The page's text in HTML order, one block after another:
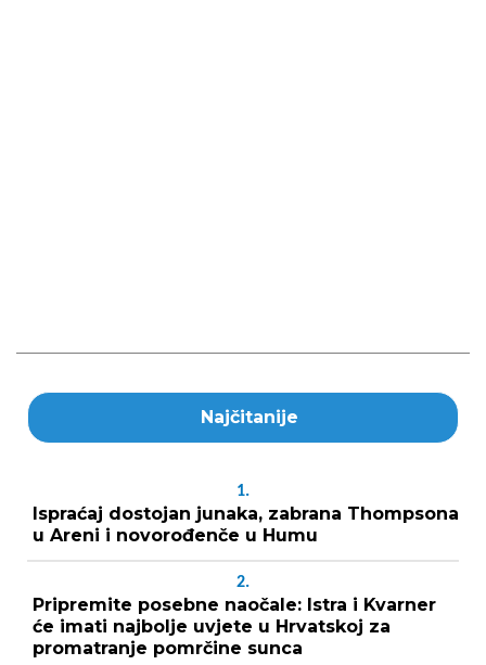
Najčitanije
1.
Ispraćaj dostojan junaka, zabrana Thompsona
u Areni i novorođenče u Humu
2.
Pripremite posebne naočale: Istra i Kvarner
će imati najbolje uvjete u Hrvatskoj za
promatranje pomrčine sunca